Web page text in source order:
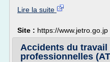
Lire la suite
Site : https://www.jetro.go.jp
Accidents du travail
professionnelles